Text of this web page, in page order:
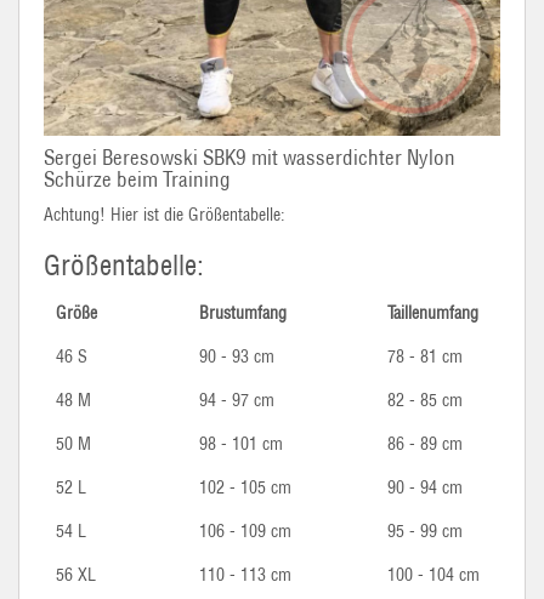
Sergei Beresowski SBK9 mit wasserdichter Nylon
Schürze beim Training
Achtung! Hier ist die Größentabelle:
Größentabelle:
Größe Brustumfang
Taillenumfang
46 S
90 - 93 cm
78 - 81 cm
48 M
94 - 97 cm
82 - 85 cm
50 M
98 - 101 cm
86 - 89 cm
52 L
102 - 105 cm
90 - 94 cm
54 L
106 - 109 cm
95 - 99 cm
56 XL
110 - 113 cm
100 - 104 cm